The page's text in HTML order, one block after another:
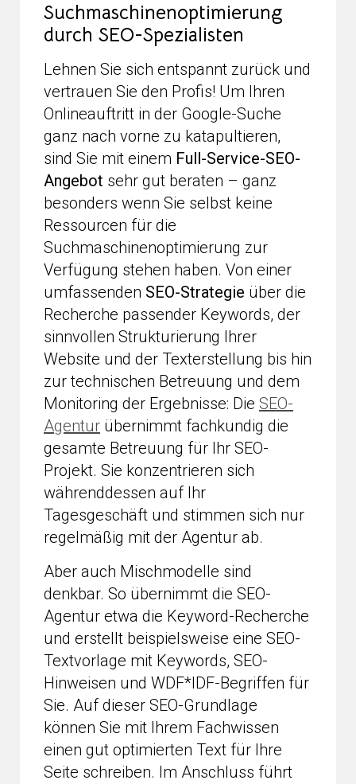
Suchmaschinenoptimierung
durch SEO-Spezialisten
Lehnen Sie sich entspannt zurück und
vertrauen Sie den Profis! Um Ihren
Onlineauftritt in der Google-Suche
ganz nach vorne zu katapultieren,
sind Sie mit einem Full-Service-SEO-
Angebot sehr gut beraten – ganz
besonders wenn Sie selbst keine
Ressourcen für die
Suchmaschinenoptimierung zur
Verfügung stehen haben. Von einer
umfassenden SEO-Strategie über die
Recherche passender Keywords, der
sinnvollen Strukturierung Ihrer
Website und der Texterstellung bis hin
zur technischen Betreuung und dem
Monitoring der Ergebnisse: Die SEO-
Agentur übernimmt fachkundig die
gesamte Betreuung für Ihr SEO-
Projekt. Sie konzentrieren sich
währenddessen auf Ihr
Tagesgeschäft und stimmen sich nur
regelmäßig mit der Agentur ab.
Aber auch Mischmodelle sind
denkbar. So übernimmt die SEO-
Agentur etwa die Keyword-Recherche
und erstellt beispielsweise eine SEO-
Textvorlage mit Keywords, SEO-
Hinweisen und WDF*IDF-Begriffen für
Sie. Auf dieser SEO-Grundlage
können Sie mit Ihrem Fachwissen
einen gut optimierten Text für Ihre
Seite schreiben. Im Anschluss führt